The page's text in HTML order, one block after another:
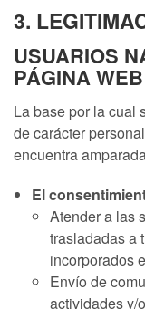
3.
USUARIOS
PÁGINA
La base por la cual
de carácter
encuentra
El
Atender a las
trasladadas a
incorporados
Envío de
actividades y/